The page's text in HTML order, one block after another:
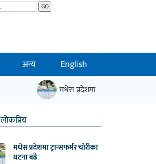
GO
अन्य English
मधेस प्रदेशमा ट्रान्सफर्मर चोरीका
लाेकप्रिय
मधेस प्रदेशमा ट्रान्सफर्मर चोरीका
घटना बढे